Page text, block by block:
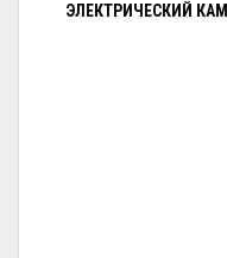
ЭЛЕКТРИЧЕСКИЙ